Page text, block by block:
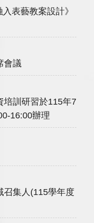
表藝教案設計》
會議
培訓研習於115年7
16:00辦理
召集人(115學年度